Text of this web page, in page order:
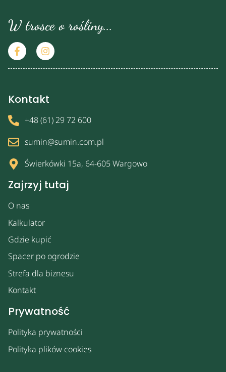
W trosce o rośliny...
Zajrzyj tutaj
O nas
Kalkulator
Gdzie kupić
Spacer po ogrodzie
Strefa dla biznesu
Kontakt
Prywatność
Polityka prywatności
Polityka plików cookies
Kontakt
+48 (61) 29 72 600
sumin@sumin.com.pl
Świerkówki 15a, 64-605 Wargowo